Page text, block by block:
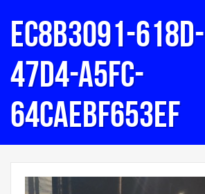
ec8b3091-618d-
47d4-a5fc-
64caebf653ef